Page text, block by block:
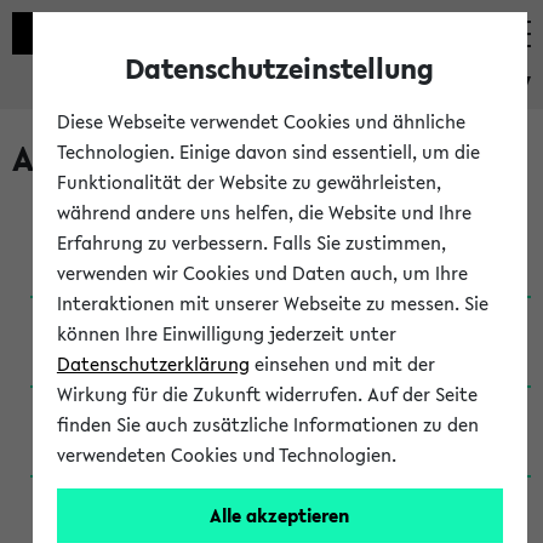
eKVV
Archivierte Studiengänge
Anglistik: British and American Studies / B.A.
(Einschreibung bis WiSe 16/17)
Anglistik: British and American Studies / B.A.
(Einschreibung bis SoSe 2015)
Anglistik: British and American Studies / B.A.
(Einschreibung bis SoSe 2013)
Anglistik: British and American Studies / Ba
(Einschreibung bis SoSe 2011)
Datenschutzeinstellung
Diese Webseite verwendet Cookies und ähnliche
Technologien. Einige davon sind essentiell, um die
Funktionalität der Website zu gewährleisten,
während andere uns helfen, die Website und Ihre
Erfahrung zu verbessern. Falls Sie zustimmen,
verwenden wir Cookies und Daten auch, um Ihre
Interaktionen mit unserer Webseite zu messen. Sie
können Ihre Einwilligung jederzeit unter
Datenschutzerklärung einsehen und mit der
Wirkung für die Zukunft widerrufen. Auf der Seite
finden Sie auch zusätzliche Informationen zu den
verwendeten Cookies und Technologien.
Alle akzeptieren